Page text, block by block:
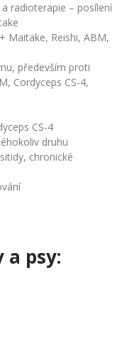
radioterapie – posílení
Maitake, Reishi, ABM,
především proti
Cordyceps CS-4,
CS-4
druhu
chronické
a psy: